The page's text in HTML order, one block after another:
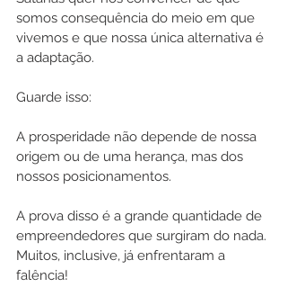
somos consequência do meio em que
vivemos e que nossa única alternativa é
a adaptação.
Guarde isso:
A prosperidade não depende de nossa
origem ou de uma herança, mas dos
nossos posicionamentos.
A prova disso é a grande quantidade de
empreendedores que surgiram do nada.
Muitos, inclusive, já enfrentaram a
falência!